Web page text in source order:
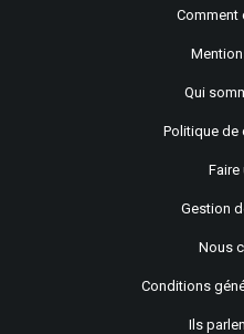
Comment
Qui
Politique de
Faire
Gestion
Nous
Conditions
Ils